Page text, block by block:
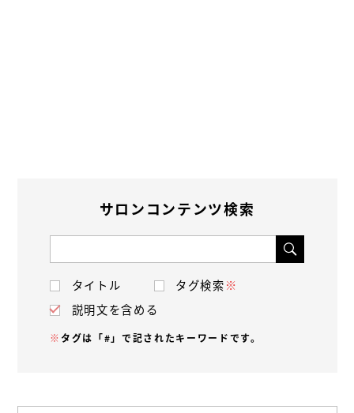
サロンコンテンツ検索
タイトル タグ検索※
説明文を含める
※ タグは「#」で記されたキーワードです。